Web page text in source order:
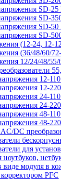
SD-25
SD-
SD-50
SD-
(12-24, 12-
(36/48/60/
12/24/48/
12-
12-
24-
24-
48-
48-
DC
для
виде модуля в
PFC